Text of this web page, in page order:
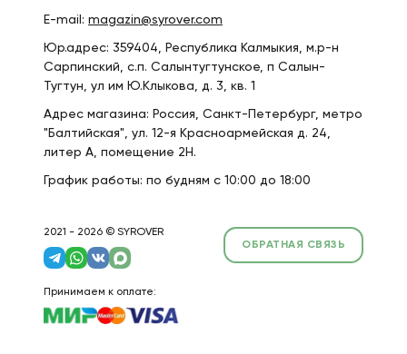
E-mail: magazin@syrover.com
Юр.адрес: 359404, Республика Калмыкия, м.р-н
Сарпинский, с.п. Салынтугтунское, п Салын-
Тугтун, ул им Ю.Клыкова, д. 3, кв. 1
Адрес магазина: Россия, Санкт-Петербург, метро
"Балтийская", ул. 12-я Красноармейская д. 24,
литер А, помещение 2Н.
График работы: по будням с 10:00 до 18:00
2021 - 2026 © SYROVER
ОБРАТНАЯ СВЯЗЬ
Принимаем к оплате: